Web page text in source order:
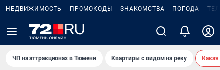
НЕДВИЖИМОСТЬ ПРОМОКОДЫ ЗНАКОМСТВА ПОГОДА
ЧП на аттракционах в Тюмени Квартиры с видом на реку